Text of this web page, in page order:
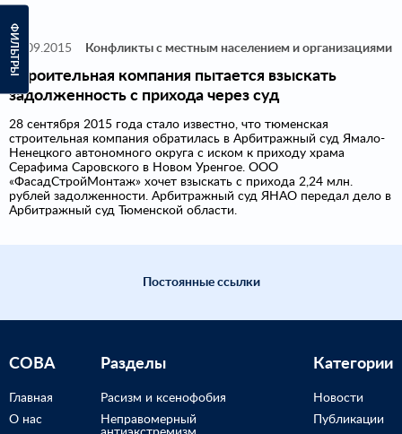
ФИЛЬТРЫ
28.09.2015 Конфликты с местным населением и организациями
Строительная компания пытается взыскать
задолженность с прихода через суд
28 сентября 2015 года стало известно, что тюменская
строительная компания обратилась в Арбитражный суд Ямало-
Ненецкого автономного округа с иском к приходу храма
Серафима Саровского в Новом Уренгое. ООО
«ФасадСтройМонтаж» хочет взыскать с прихода 2,24 млн.
рублей задолженности. Арбитражный суд ЯНАО передал дело в
Арбитражный суд Тюменской области.
Постоянные ссылки
СОВА
Главная
О нас
Разделы
Расизм и ксенофобия
Неправомерный
Категории
Новости
Публикации